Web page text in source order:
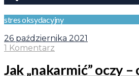
stres oksydacyjny
26 października 2021
1 Komentarz
Jak „nakarmić” oczy –